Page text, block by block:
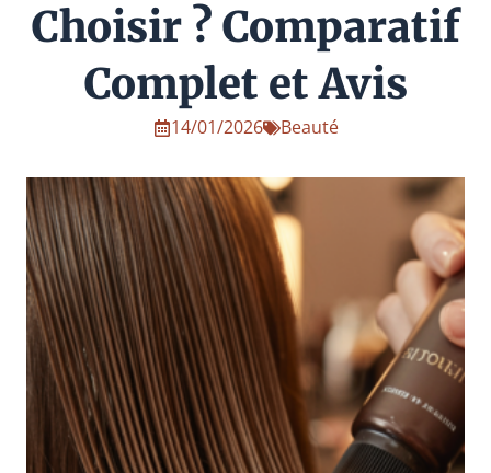
Choisir ? Comparatif
Complet et Avis
14/01/2026 Beauté